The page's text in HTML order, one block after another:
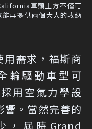
車頭上方不僅可
再提供兩個大人的收納
需求，福斯商
輪驅動車型可
用空氣力學設
響。當然完善的
，屆時Grand